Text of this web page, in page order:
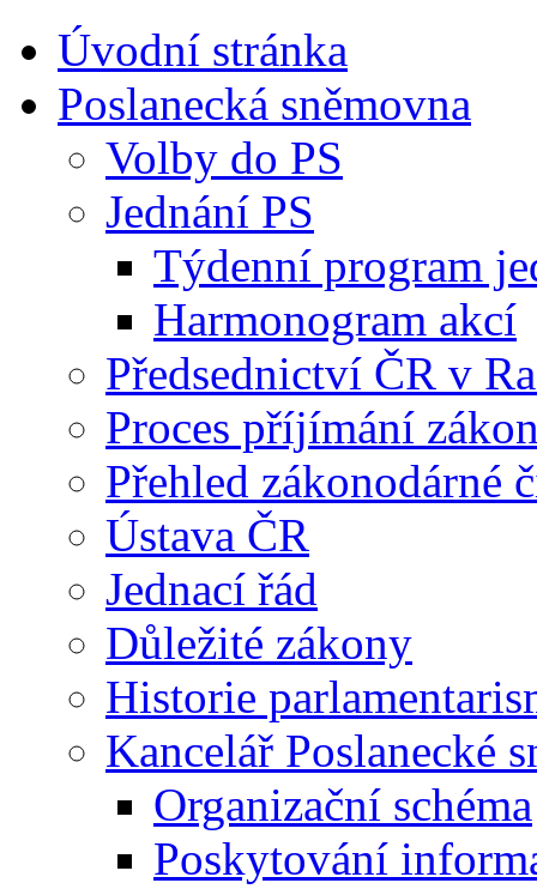
Úvodní stránka
Poslanecká sněmovna
Volby do PS
Jednání PS
Týdenní program
Harmonogram akcí
Předsednictví ČR v
Proces příjímání
Přehled zákonodárné
Ústava ČR
Jednací řád
Důležité zákony
Historie
Kancelář Poslanecké
Organizační schéma
Poskytování